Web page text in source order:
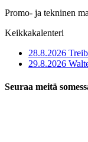
Promo- ja tekninen
Keikkakalenteri
28.8.2026
29.8.2026
Seuraa meitä